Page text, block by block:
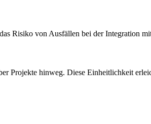
Risiko von Ausfällen bei der Integration
Projekte hinweg. Diese Einheitlichkeit